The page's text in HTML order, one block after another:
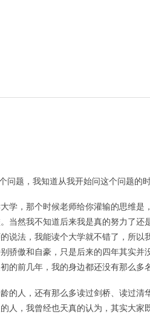
问题，我知道从我开始问这个问题的
学，那个时候老师给你灌输的思维
当然我不知道后来我是真的努力了
说法，我能读个大学就不错了，所
骄傲和自豪，只是后来的四年其实
的前几年，我的身边都还没有那么多
的人，还有那么多读过剑桥、读过
人，我曾经也天真的认为，其实大